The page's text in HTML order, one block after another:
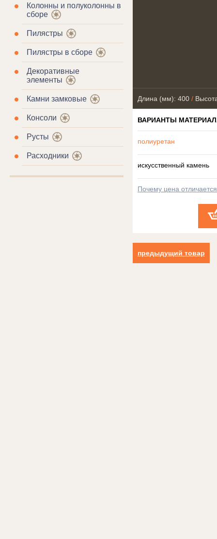
Колонны и полуколонны в
сборе
Пилястры
Пилястры в сборе
Декоративные
элементы
Камни замковые
Консоли
Русты
Расходники
Длина (мм): 400/
ВАРИАНТЫ
полиуретан
искусственный камень
Почему цена
предыдущий товар